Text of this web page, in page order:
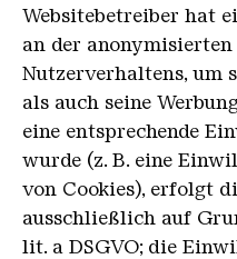
Websitebetreiber hat
an der anonymisierten
Nutzerverhaltens, um
als auch seine
eine entsprechende
wurde (z. B. eine
von Cookies), erfolgt
ausschließlich auf
lit. a DSGVO; die